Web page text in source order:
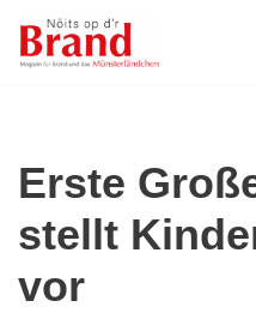
Zum
Erste
stellt
vor